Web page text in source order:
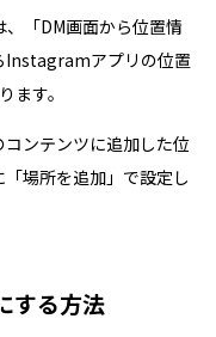
「DM画面から位置情
Instagramアプリの位置
ます。
ンテンツに追加した位
場所を追加」で設定し
する方法